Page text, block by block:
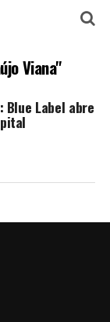
Viana"
Blue Label abre